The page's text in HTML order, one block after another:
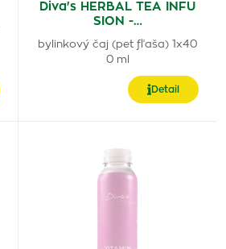
Diva's HERBAL TEA INFU
SION -…
bylinkový čaj (pet fľaša) 1x40
0 ml
Detail